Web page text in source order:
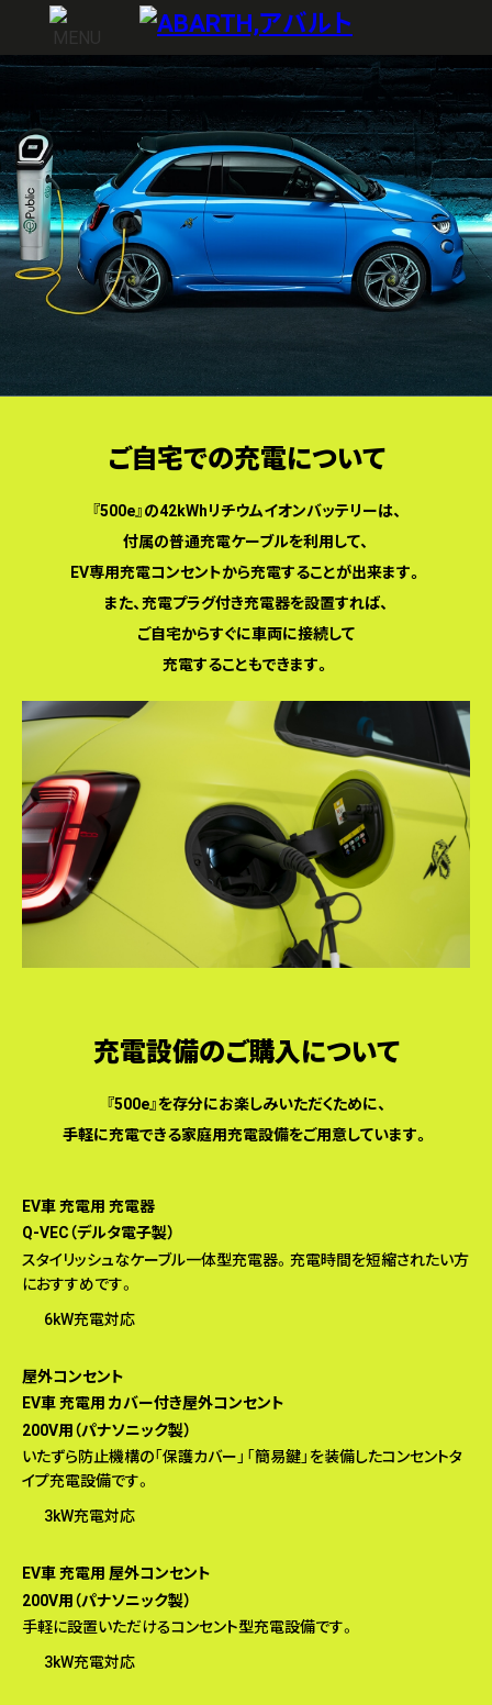
ご自宅での充電について
『500e』の42kWhリチウムイオンバッテリーは、
付属の普通充電ケーブルを利用して、
EV専用充電コンセントから充電することが出来ます。
また、充電プラグ付き充電器を設置すれば、
ご自宅からすぐに車両に接続して
充電することもできます。
充電設備のご購入について
『500e』を存分にお楽しみいただくために、
手軽に充電できる家庭用充電設備をご用意しています。
EV⾞ 充電⽤ 充電器
Q-VEC（デルタ電⼦製）
スタイリッシュなケーブル⼀体型充電器。充電時間を短縮されたい⽅
におすすめです。
6kW充電対応
屋外コンセント
EV⾞ 充電⽤ カバー付き屋外コンセント
200V⽤（パナソニック製）
いたずら防⽌機構の「保護カバー」「簡易鍵」を装備したコンセントタ
イプ充電設備です。
3kW充電対応
EV⾞ 充電⽤ 屋外コンセント
200V⽤（パナソニック製）
⼿軽に設置いただけるコンセント型充電設備です。
3kW充電対応